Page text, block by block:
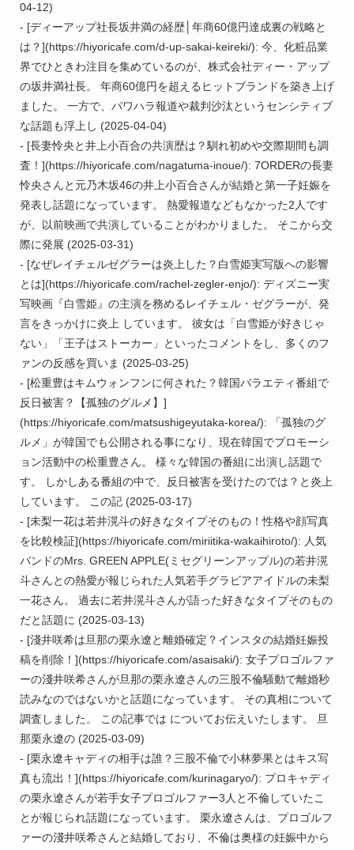
04-12)
- [ディーアップ社長坂井満の経歴│年商60億円達成裏の戦略と
は？](https://hiyoricafe.com/d-up-sakai-keireki/): 今、化粧品業
界でひときわ注目を集めているのが、株式会社ディー・アップ
の坂井満社長。 年商60億円を超えるヒットブランドを築き上げ
ました。 一方で、パワハラ報道や裁判沙汰というセンシティブ
な話題も浮上し (2025-04-04)
- [長妻怜央と井上小百合の共演歴は？馴れ初めや交際期間も調
査！](https://hiyoricafe.com/nagatuma-inoue/): 7ORDERの長妻
怜央さんと元乃木坂46の井上小百合さんが結婚と第一子妊娠を
発表し話題になっています。 熱愛報道などもなかった2人です
が、以前映画で共演していることがわかりました。 そこから交
際に発展 (2025-03-31)
- [なぜレイチェルゼグラーは炎上した？白雪姫実写版への影響
とは](https://hiyoricafe.com/rachel-zegler-enjo/): ディズニー実
写映画『白雪姫』の主演を務めるレイチェル・ゼグラーが、発
言をきっかけに炎上 しています。 彼女は「白雪姫が好きじゃ
ない」「王子はストーカー」といったコメントをし、多くのフ
ァンの反感を買いま (2025-03-25)
- [松重豊はキムウォンフンに何された？韓国バラエティ番組で
反日被害？【孤独のグルメ】]
(https://hiyoricafe.com/matsushigeyutaka-korea/): 「孤独のグ
ルメ」が韓国でも公開される事になり、現在韓国でプロモーシ
ョン活動中の松重豊さん。 様々な韓国の番組に出演し話題で
す。 しかしある番組の中で、反日被害を受けたのでは？と炎上
しています。 この記 (2025-03-17)
- [未梨一花は若井滉斗の好きなタイプそのもの！性格や顔写真
を比較検証](https://hiyoricafe.com/miriitika-wakaihiroto/): 人気
バンドのMrs. GREEN APPLE(ミセグリーンアップル)の若井滉
斗さんとの熱愛が報じられた人気若手グラビアアイドルの未梨
一花さん。 過去に若井滉斗さんが語った好きなタイプそのもの
だと話題に (2025-03-13)
- [淺井咲希は旦那の栗永遼と離婚確定？インスタの結婚妊娠投
稿を削除！](https://hiyoricafe.com/asaisaki/): 女子プロゴルファ
ーの淺井咲希さんが旦那の栗永遼さんの三股不倫騒動で離婚秒
読みなのではないかと話題になっています。 その真相について
調査しました。 この記事では についてお伝えいたします。 旦
那栗永遼の (2025-03-09)
- [栗永遼キャディの相手は誰？三股不倫で小林夢果とはキス写
真も流出！](https://hiyoricafe.com/kurinagaryo/): プロキャディ
の栗永遼さんが若手女子プロゴルファー3人と不倫していたこ
とが報じられ話題になっています。 栗永遼さんは、プロゴルフ
ァーの淺井咲希さんと結婚しており、不倫は奥様の妊娠中から